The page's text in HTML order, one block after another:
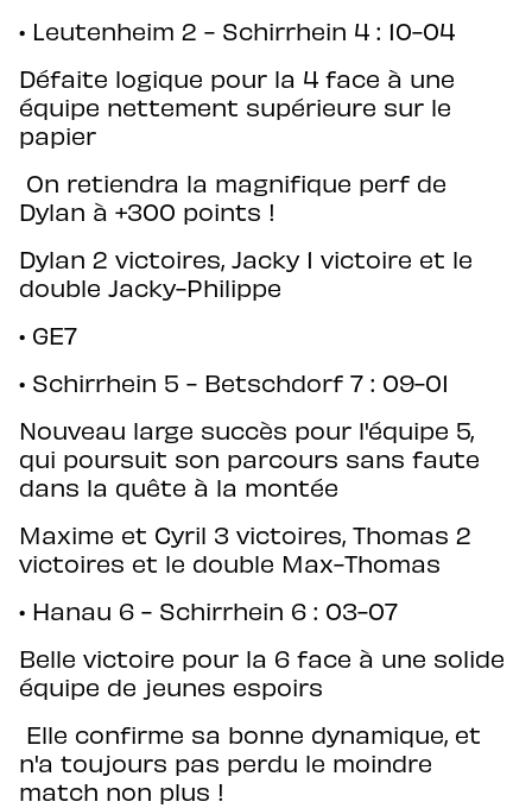
• Leutenheim 2 - Schirrhein 4 : 10-04
Défaite logique pour la 4 face à une
équipe nettement supérieure sur le
papier
On retiendra la magnifique perf de
Dylan à +300 points !
Dylan 2 victoires, Jacky 1 victoire et le
double Jacky-Philippe
• GE7
• ⁠Schirrhein 5 - Betschdorf 7 : 09-01
Nouveau large succès pour l'équipe 5,
qui poursuit son parcours sans faute
dans la quête à la montée
Maxime et Cyril 3 victoires, Thomas 2
victoires et le double Max-Thomas
• Hanau 6 - Schirrhein 6 : 03-07
Belle victoire pour la 6 face à une solide
équipe de jeunes espoirs
Elle confirme sa bonne dynamique, et
n'a toujours pas perdu le moindre
match non plus !
Cercle Saint Nicolas Schirrhein-Schirrhoffen
1a rue du foyer
67240 Schirrhein
03 88 53 80 89
contact.cerclestnicolas@gmail.com
Nous contacter